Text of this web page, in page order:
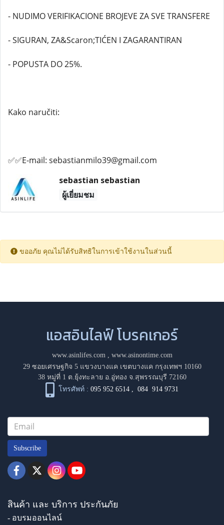
- NUDIMO VERIFIKACIONE BROJEVE ZA SVE TRANSFERE
- SIGURAN, ZA&Scaron;TIĆEN I ZAGARANTIRAN
- POPUSTA DO 25%.
Kako naručiti:
✅✅E-mail: sebastianmilo39@gmail.com
sebastian sebastian
ผู้เยี่ยมชม
ขออภัย คุณไม่ได้รับสิทธิในการเข้าใช้งานในส่วนนี้
แอสอินไลฟ์ โบรคเกอร์
www.asinlifes.com, www.asinontime.com
29 ซอยเศรษฐกิจ 5 แขวงบางแค เขตบางแค กรุงเทพฯ 10160
38 หมู่ที่ 1 ต.ยุ้งทะลาย อ.อู่ทอง จ.สุพรรณบุรี 72160
โทรศัพท์ : 095 952 6514 ,084 914 9731
Subscribe
สินค้า และ บริการ ประกันภัย
- อบรมออนไลน์